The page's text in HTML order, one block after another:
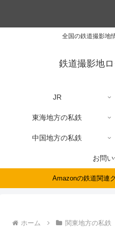
全国の鉄道撮影地
鉄道撮影地ロ
JR
東海地方の私鉄
中国地方の私鉄
お問
Amazonの鉄道関連
ホーム 関東地方の私鉄